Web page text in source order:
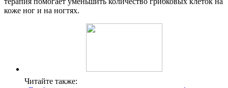
Перед началом лечения грибка ногтей народными средствами,
проконсультируйтесь с дерматологом, чтобы убедиться, что
выбранные методы подходят именно для вашего случая.